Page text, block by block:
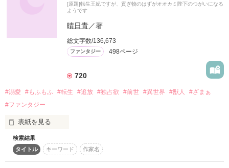
「さ、さわってほしい」
「うん……いいよ。もっとしよっか」
知りたい。もっと。
誰にも見せない、奥深いところまで――
「三条……俺は、三条が思ってる以上に三条のこと……――」
【noicomi賞】を受賞しました！
読んでくださった読者のみなさま
ありがとうございます⋈˖°
◯● コミカライズ決定‎ ●◯
『いつわりの花嫁　～旦那さま、今宵お命頂戴します～』
◯● 書籍化決定‎ ●◯
スターツ出版文庫より文庫化
▷▷2025.1.28発売
イケメンアルファ様たち
生徒会長・俺様総長
東条　朝都  （高３）
可愛い系スヤスヤ王子
suzushima  tamaki
金髪碧眼・大人気モデル
高瀬　帷　（高１）
takase  tobari
100人超えのファンの前
大人気アルファアイドル様に
ファーストキスを奪われそうになっているんですけど
☆彡　　☆彡　　☆彡
[原題]転生王妃ですが、貢ぎ物のはずがオオカミ陛下のつがいになる
ようです
晴日青／著
総文字数/136,673
ファンタジー 498ページ
720
#溺愛 #もふもふ #転生 #追放 #独占欲 #前世 #異世界 #獣人
#ざまぁ
#ファンタジー
表紙を見る
（もし、もう一度やり直せるなら）
（次はもっと彼に尽くそう。
捨てられてしまわないように）
検索結果
タイトル
キーワード 作家名